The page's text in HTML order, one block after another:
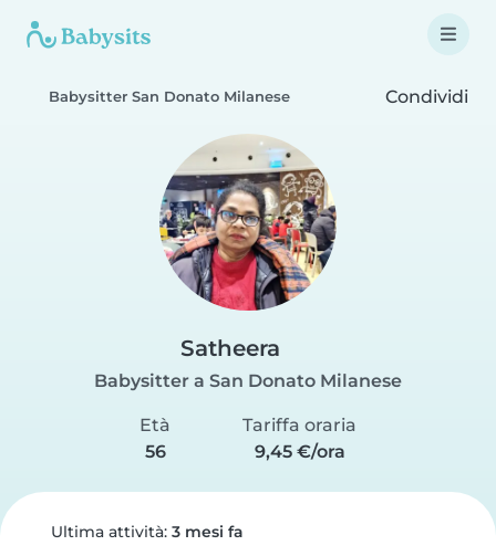
Babysitter San Donato Milanese Condividi
Satheera
Babysitter a San Donato Milanese
Età
56
Tariffa oraria
9,45 €/ora
Ultima attività: 3 mesi fa